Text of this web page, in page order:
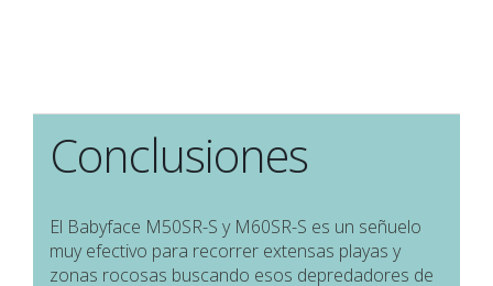
Conclusiones
El Babyface M50SR-S y M60SR-S es un señuelo
muy efectivo para recorrer extensas playas y
zonas rocosas buscando esos depredadores de